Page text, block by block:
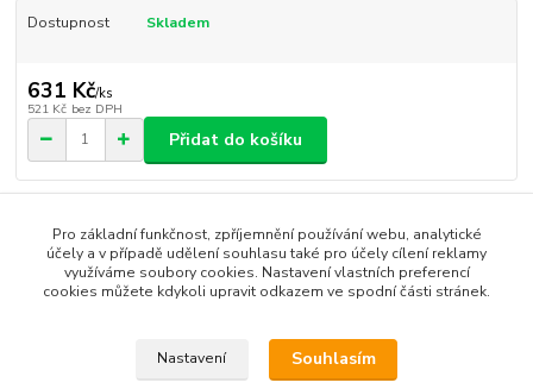
Dostupnost Skladem
631 Kč/ks
521 Kč bez DPH
Přidat do košíku
Zboží zařazeno v kategoriích
Pro základní funkčnost, zpříjemnění používání webu, analytické
účely a v případě udělení souhlasu také pro účely cílení reklamy
využíváme soubory cookies. Nastavení vlastních preferencí
cookies můžete kdykoli upravit odkazem ve spodní části stránek.
Nastavení Souhlasím